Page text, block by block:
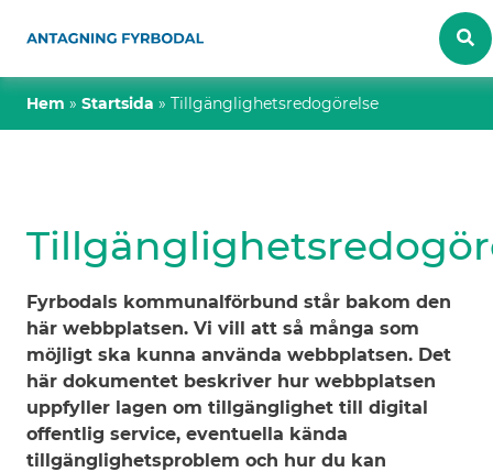
Hem » Startsida » Tillgänglighetsredogörelse
Fyrbodals kommunalförbund står bakom den
här webbplatsen. Vi vill att så många som
möjligt ska kunna använda webbplatsen. Det
här dokumentet beskriver hur webbplatsen
uppfyller lagen om tillgänglighet till digital
offentlig service, eventuella kända
tillgänglighetsproblem och hur du kan